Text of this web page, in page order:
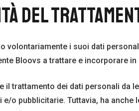
DEL
volontariamente i suoi dati
Bloovs a trattare e incorporare
il trattamento dei dati personali da
e/o pubblicitarie. Tuttavia, ha anche